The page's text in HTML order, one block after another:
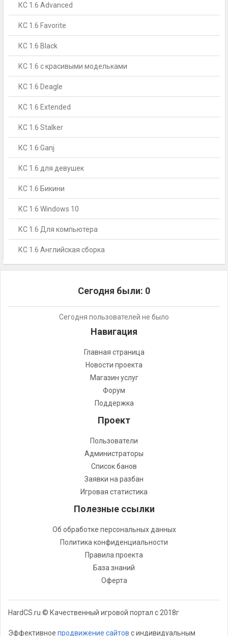
КС 1.6 Advanced
КС 1.6 Favorite
КС 1.6 Black
КС 1.6 с красивыми модельками
КС 1.6 Deagle
КС 1.6 Extended
КС 1.6 Stalker
КС 1.6 Ganj
КС 1.6 для девушек
КС 1.6 Бикини
КС 1.6 Windows 10
КС 1.6 Для компьютера
КС 1.6 Английская сборка
Сегодня были: 0
Сегодня пользователей не было
Навигация
Главная страница
Новости проекта
Магазин услуг
Форум
Поддержка
Проект
Пользователи
Администраторы
Список банов
Заявки на разбан
Игровая статистика
Полезные ссылки
Об обработке персональных данных
Политика конфиденциальности
Правила проекта
База знаний
Оферта
HardCS.ru © Качественный игровой портал с 2018г
Эффективное продвижение сайтов с индивидуальным